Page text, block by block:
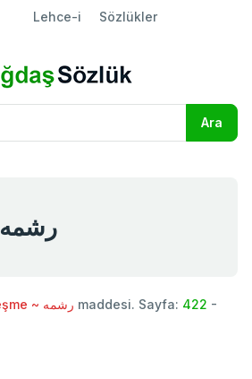
Lehce-i Sözlükler
reşme ~ رشمه
reşme ~ رشمه maddesi. Sayfa: 422 -